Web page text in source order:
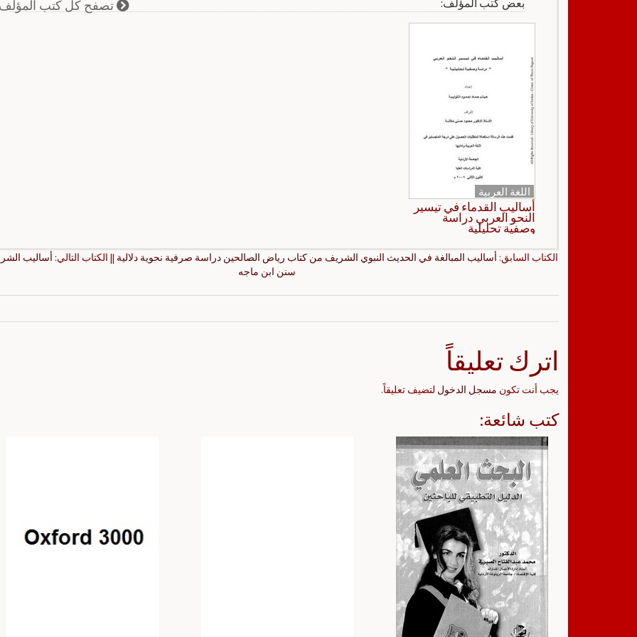
بعض كتب المؤلف: تصفح كل كتب
اللغة العربية
أساليب القدماء في تيسير
النحو العربي دراسة
وصفية تحليلية
الكتاب السابق: أساليب المبالغة في الحديث النبوي الشريف من كتاب رياض الصالحين دراسة صرفية نحوية دلالية || الكتاب التالي: أساليب
سنن ابن ماجه
اترك تعليقاً
يجب أنت تكون مسجل الدخول لتضيف تعليقاً.
كتب شائعة: